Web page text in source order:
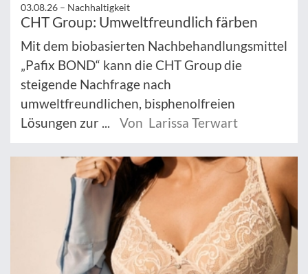
03.08.26 – Nachhaltigkeit
CHT Group: Umweltfreundlich färben
Mit dem biobasierten Nachbehandlungsmittel
„Pafix BOND“ kann die CHT Group die
steigende Nachfrage nach
umweltfreundlichen, bisphenolfreien
Lösungen zur ...
Von Larissa Terwart